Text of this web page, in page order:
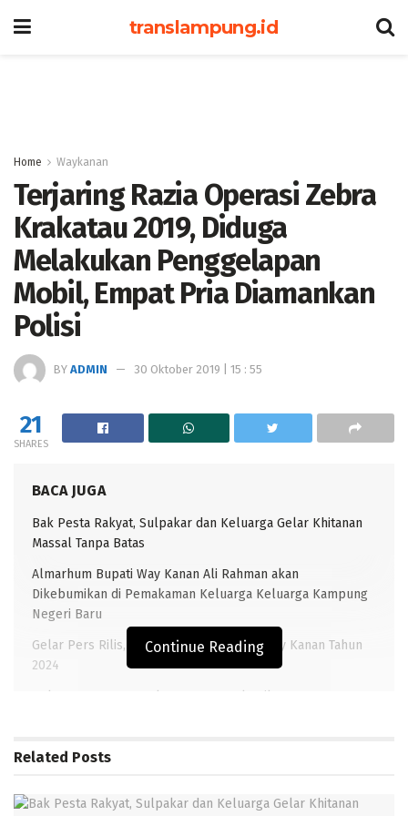
translampung.id
Home Waykanan
Terjaring Razia Operasi Zebra
Krakatau 2019, Diduga
Melakukan Penggelapan
Mobil, Empat Pria Diamankan
Polisi
BY ADMIN 30 Oktober 2019 | 15 : 55
21
SHARES
BACA JUGA
Bak Pesta Rakyat, Sulpakar dan Keluarga Gelar Khitanan
Massal Tanpa Batas
Almarhum Bupati Way Kanan Ali Rahman akan
Dikebumikan di Pemakaman Keluarga Keluarga Kampung
Negeri Baru
Gelar Pers Rilis, Berikut Capaian BNNK Way Kanan Tahun
2024
Polres Way Kanan gelar upacara pelantikan Kasat
Polres Way Kanan bersama personil gabungan dari
Continue Reading
Related Posts